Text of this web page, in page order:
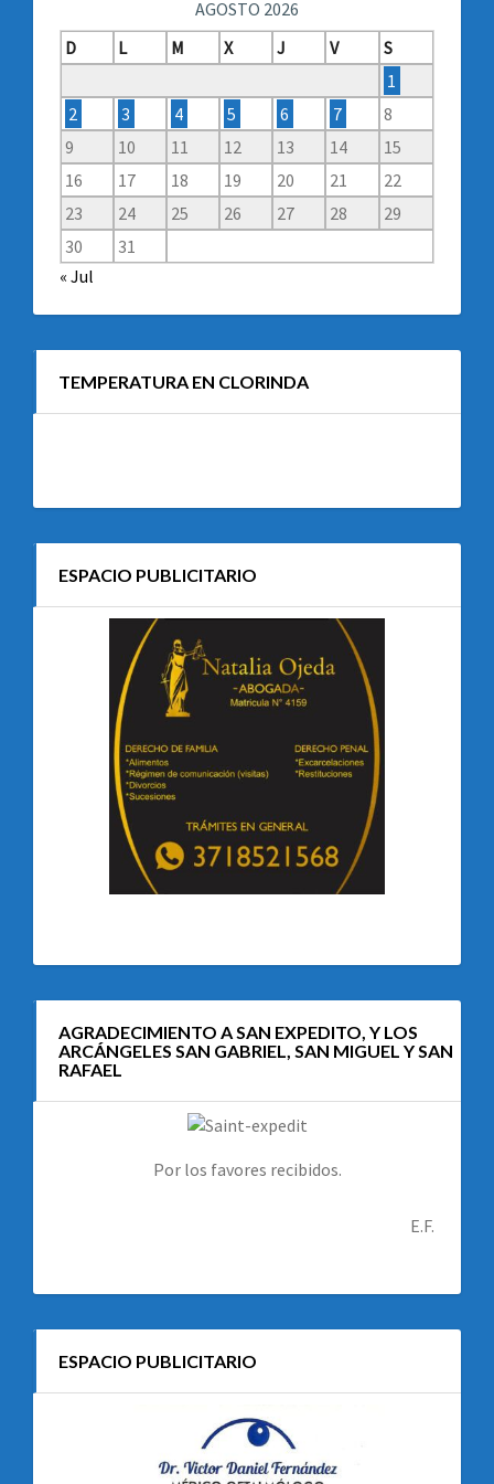
AGOSTO 2026
D
L M X J V
S
1
2
3 4 5 6 7
8
9
10 11 12 13 14
15
16
17 18 19 20 21
22
23
24 25 26 27 28
29
30
31
« Jul
TEMPERATURA EN CLORINDA
ESPACIO PUBLICITARIO
AGRADECIMIENTO A SAN EXPEDITO, Y LOS
ARCÁNGELES SAN GABRIEL, SAN MIGUEL Y SAN
RAFAEL
Por los favores recibidos.
E.F.
ESPACIO PUBLICITARIO